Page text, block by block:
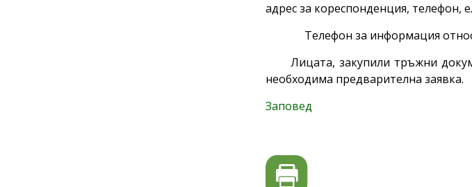
адрес за кореспонденция, телефон,
Телефон за информация относно
Лицата, закупили тръжни
необходима предварителна заявка.
Заповед